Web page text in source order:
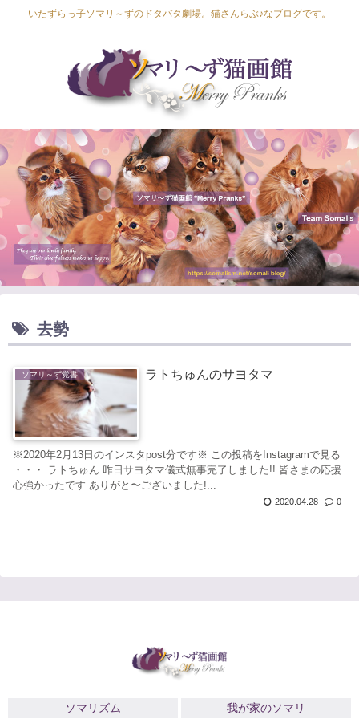
いたずらっ子ソマリ～ずのドタバタ劇場。猫さんらぶ♪なブログです。
Lapis Luna
Lucia Lino
Lycka Leal
Laula
去勢
ソマリ～ず覚書 ラトちゅんのサヨタマ
※2020年2月13日のインスタpost分です※ この投稿をInstagramで見る
・・・ ラトちゅん 昨日サヨタマ儀式無事完了しました!! 皆さまの応援
心強かったです ありがと〜ございました!...
2020.04.28 0
ソマリズム 我が家のソマリ